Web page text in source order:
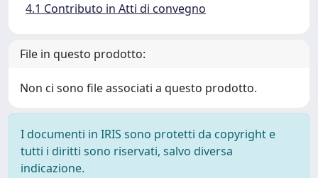
4.1 Contributo in Atti di convegno
File in questo prodotto:
Non ci sono file associati a questo prodotto.
I documenti in IRIS sono protetti da copyright e
tutti i diritti sono riservati, salvo diversa
indicazione.